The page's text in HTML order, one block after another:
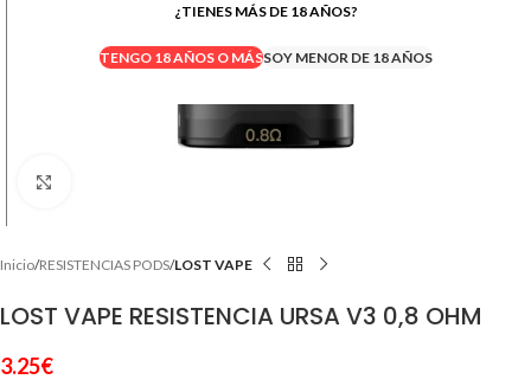
¿TIENES MÁS DE 18 AÑOS?
TENGO 18 AÑOS O MÁSSOY MENOR DE 18 AÑOS
Inicio RESISTENCIAS PODS LOST VAPE
LOST VAPE RESISTENCIA URSA V3 0,8 OHM
3.25€